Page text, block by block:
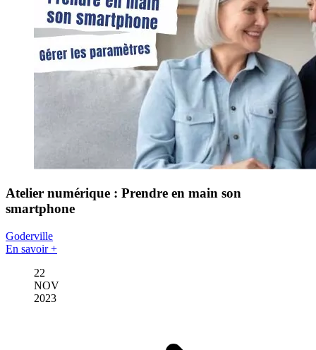
Atelier numérique : Prendre en main son
smartphone
Goderville
En savoir +
22
NOV
2023